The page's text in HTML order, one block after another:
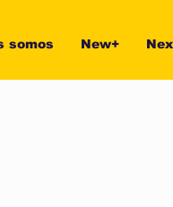
somos New+